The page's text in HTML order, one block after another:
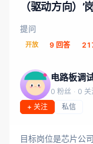
（驱动方向）’
提问
开放 9 回答
电路板调
0 粉丝 · 0 关
+ 关注
私信
目标岗位是芯片公